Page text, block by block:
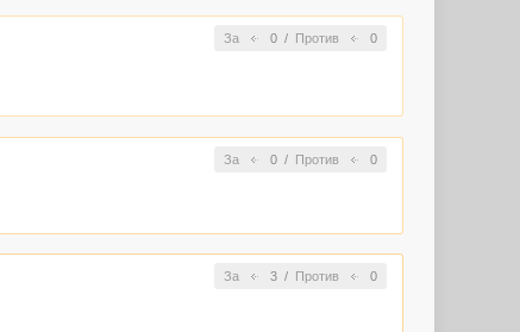
За 0/ Против 0
За 0/ Против 0
За 3/ Против 0